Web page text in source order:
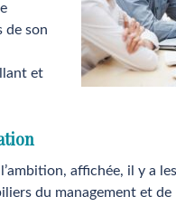
de son
et
affichée, il y a
du management et